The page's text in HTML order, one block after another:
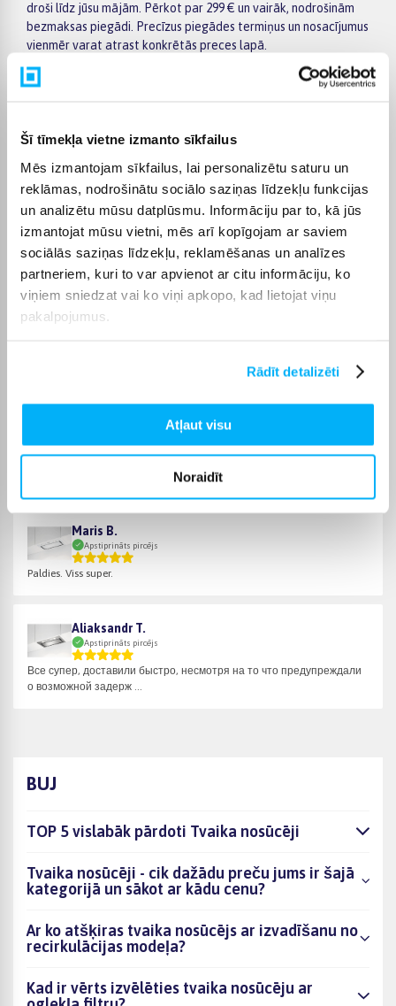
Šī tīmekļa vietne izmanto sīkfailus
Mēs izmantojam sīkfailus, lai personalizētu saturu un
reklāmas, nodrošinātu sociālo saziņas līdzekļu funkcijas
un analizētu mūsu datplūsmu. Informāciju par to, kā jūs
izmantojat mūsu vietni, mēs arī kopīgojam ar saviem
sociālās saziņas līdzekļu, reklamēšanas un analīzes
partneriem, kuri to var apvienot ar citu informāciju, ko
viņiem sniedzat vai ko viņi apkopo, kad lietojat viņu
pakalpojumus.
Rādīt detalizēti
Atļaut visu
Noraidīt
droši līdz jūsu mājām. Pērkot par 299 € un vairāk, nodrošinām
bezmaksas piegādi. Precīzus piegādes termiņus un nosacījumus
vienmēr varat atrast konkrētās preces lapā.
Preces iespējams iegādāties arī ar apmaksu pa daļām –
plānot.
Pircēju atsauksmes par precēm
Agita k.
Apstiprināts pircējs
Maris B.
Apstiprināts pircējs
Paldies. Viss super.
Aliaksandr T.
Apstiprināts pircējs
Все супер, доставили быстро, несмотря на то что предупреждали
о возможной задерж ...
BUJ
TOP 5 vislabāk pārdoti Tvaika nosūcēji
Tvaika nosūcēji - cik dažādu preču jums ir šajā
kategorijā un sākot ar kādu cenu?
Ar ko atšķiras tvaika nosūcējs ar izvadīšanu no
recirkulācijas modeļa?
Kad ir vērts izvēlēties tvaika nosūcēju ar